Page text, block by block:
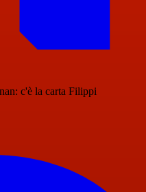
c'è la carta Filippi